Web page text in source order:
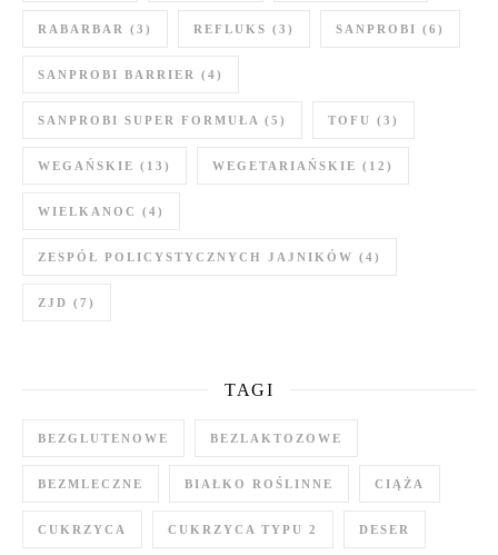
RABARBAR (3) REFLUKS (3) SANPROBI (6)
SANPROBI BARRIER (4)
SANPROBI SUPER FORMUŁA (5) TOFU (3)
WEGAŃSKIE (13) WEGETARIAŃSKIE (12)
WIELKANOC (4)
ZESPÓŁ POLICYSTYCZNYCH JAJNIKÓW (4)
ZJD (7)
TAGI
BEZGLUTENOWE BEZLAKTOZOWE
BEZMLECZNE BIAŁKO ROŚLINNE CIĄŻA
CUKRZYCA CUKRZYCA TYPU 2 DESER